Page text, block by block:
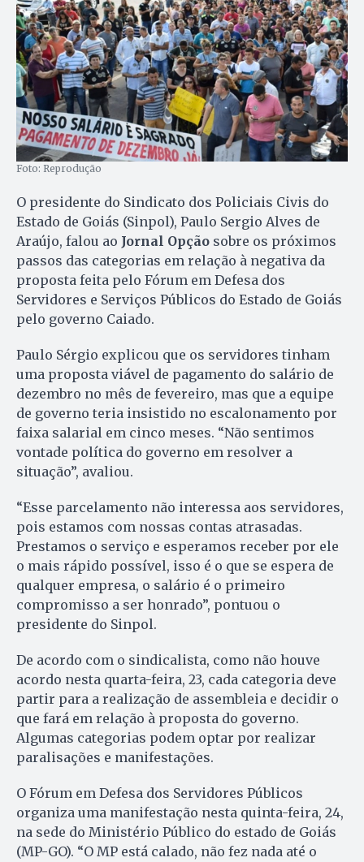
Foto: Reprodução
O presidente do Sindicato dos Policiais Civis do
Estado de Goiás (Sinpol), Paulo Sergio Alves de
Araújo, falou ao Jornal Opção sobre os próximos
passos das categorias em relação à negativa da
proposta feita pelo Fórum em Defesa dos
Servidores e Serviços Públicos do Estado de Goiás
pelo governo Caiado.
Paulo Sérgio explicou que os servidores tinham
uma proposta viável de pagamento do salário de
dezembro no mês de fevereiro, mas que a equipe
de governo teria insistido no escalonamento por
faixa salarial em cinco meses. “Não sentimos
vontade política do governo em resolver a
situação”, avaliou.
“Esse parcelamento não interessa aos servidores,
pois estamos com nossas contas atrasadas.
Prestamos o serviço e esperamos receber por ele
o mais rápido possível, isso é o que se espera de
qualquer empresa, o salário é o primeiro
compromisso a ser honrado”, pontuou o
presidente do Sinpol.
De acordo com o sindicalista, como não houve
acordo nesta quarta-feira, 23, cada categoria deve
partir para a realização de assembleia e decidir o
que fará em relação à proposta do governo.
Algumas categorias podem optar por realizar
paralisações e manifestações.
O Fórum em Defesa dos Servidores Públicos
organiza uma manifestação nesta quinta-feira, 24,
na sede do Ministério Público do estado de Goiás
(MP-GO). “O MP está calado, não fez nada até o